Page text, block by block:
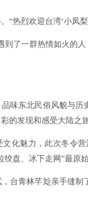
烈欢迎台湾‘小凤梨
了一群热情如火的人
东北民俗风貌与历
的发现和感受大陆之
魅力，此次冬令营
绞盘、冰下走网”最原
青林芊彣亲手缝制